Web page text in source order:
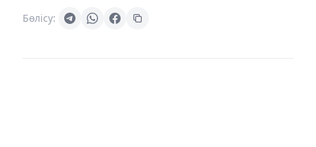
Бөлісу: